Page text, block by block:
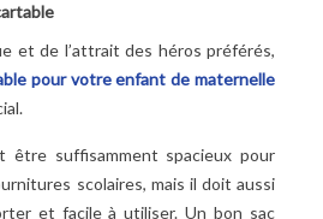
et de l’attrait des héros préférés,
pour votre enfant de maternelle
être suffisamment spacieux pour
scolaires, mais il doit aussi
et facile à utiliser. Un bon sac